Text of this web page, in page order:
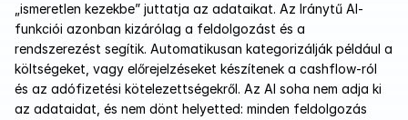
„ismeretlen kezekbe” juttatja az adataikat. Az Iránytű AI-
funkciói azonban kizárólag a feldolgozást és a
rendszerezést segítik. Automatikusan kategorizálják például a
költségeket, vagy előrejelzéseket készítenek a cashflow-ról
és az adófizetési kötelezettségekről. Az AI soha nem adja ki
az adataidat, és nem dönt helyetted: minden feldolgozás